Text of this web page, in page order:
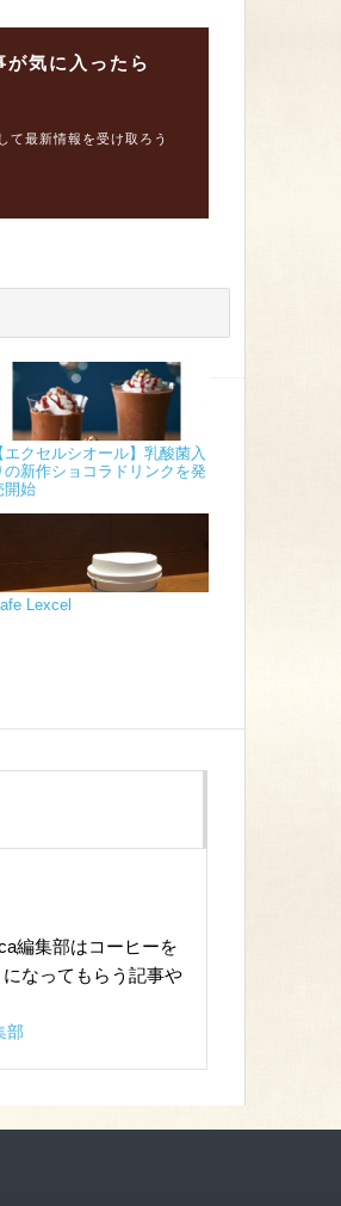
が気に入ったら
て最新情報を受け取ろう
エクセルシオール】乳酸菌入
の新作ショコラドリンクを発
開始
Lexcel
編集部はコーヒーを
なってもらう記事や
部